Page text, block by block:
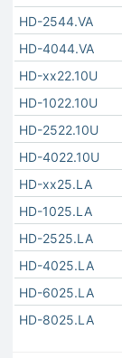
HD-2544.VA
HD-4044.VA
HD-хх22.10U
HD-1022.10U
HD-2522.10U
HD-4022.10U
HD-хх25.LA
HD-1025.LA
HD-2525.LA
HD-4025.LA
HD-6025.LA
HD-8025.LA